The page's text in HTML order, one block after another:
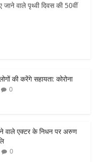
वाले पृथ्वी दिवस की 50वीं
की करेंगे सहायता: कोरोना
0
वाले एक्टर के निधन पर अरुण
0